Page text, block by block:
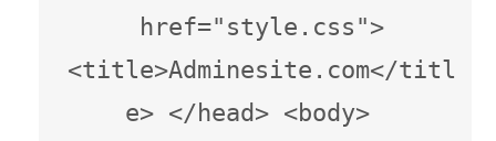
href="style.css">
<title>Adminesite.com</titl
e> </head> <body>